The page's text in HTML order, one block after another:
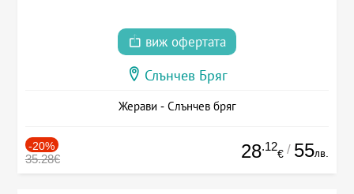
виж офертата
Слънчев Бряг
Жерави - Слънчев бряг
-20%
35.28€ 28.12
€ / 55лв.